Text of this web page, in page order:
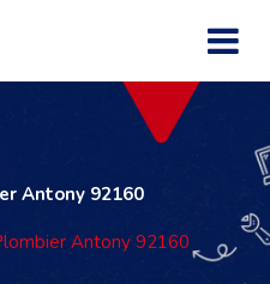
Antony 92160
Antony 92160